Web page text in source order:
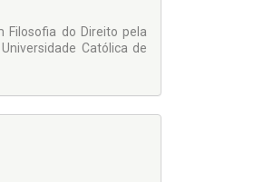
Coleção – o Prof.
para trabalhos de
de coragem, ousadia e
que, prontamente,
porém, todos ligados
Filosofia do Direito pela
Católica de